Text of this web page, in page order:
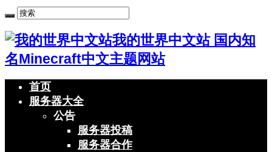
我的世界中文站 国内知
名Minecraft中文主题网站
首页
服务器大全
公告
服务器投稿
服务器合作